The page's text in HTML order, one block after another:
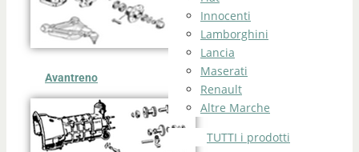
Avantreno
Innocenti
Lamborghini
Lancia
Maserati
Renault
Altre Marche
TUTTI i prodotti